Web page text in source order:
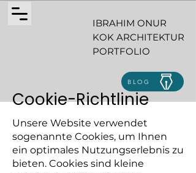
IBRAHIM ONUR
KOK ARCHITEKTUR
PORTFOLIO
BLOG
Cookie-Richtlinie
Unsere Website verwendet
sogenannte Cookies, um Ihnen
ein optimales Nutzungserlebnis zu
bieten. Cookies sind kleine